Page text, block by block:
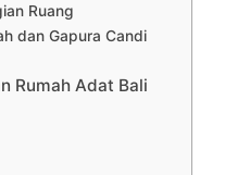
Ruang
dan Gapura Candi
Rumah Adat Bali